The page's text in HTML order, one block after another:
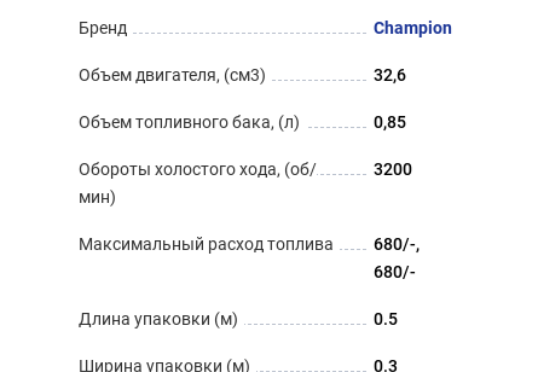
Бренд Champion
Объем двигателя, (см3) 32,6
Объем топливного бака, (л) 0,85
Обороты холостого хода, (об/
мин)
3200
Максимальный расход топлива
680/-
680/-
Длина упаковки (м) 0.5
Ширина упаковки (м) 0.3